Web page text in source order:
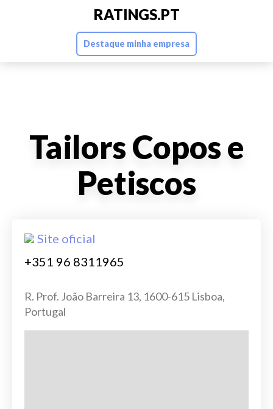
RATINGS.PT
Destaque minha empresa
Tailors Copos e
Petiscos
Site oficial
+351 96 8311965
R. Prof. João Barreira 13, 1600-615 Lisboa,
Portugal